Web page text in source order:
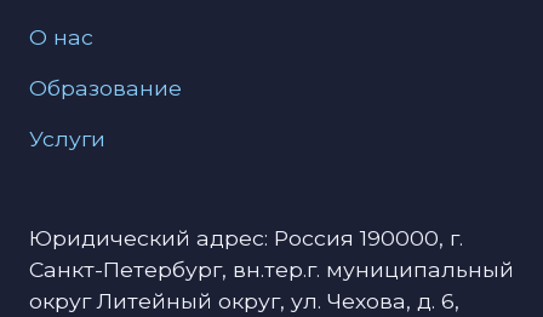
О нас
Образование
Услуги
Юридический адрес: Россия 190000, г.
Санкт-Петербург, вн.тер.г. муниципальный
округ Литейный округ, ул. Чехова, д. 6,